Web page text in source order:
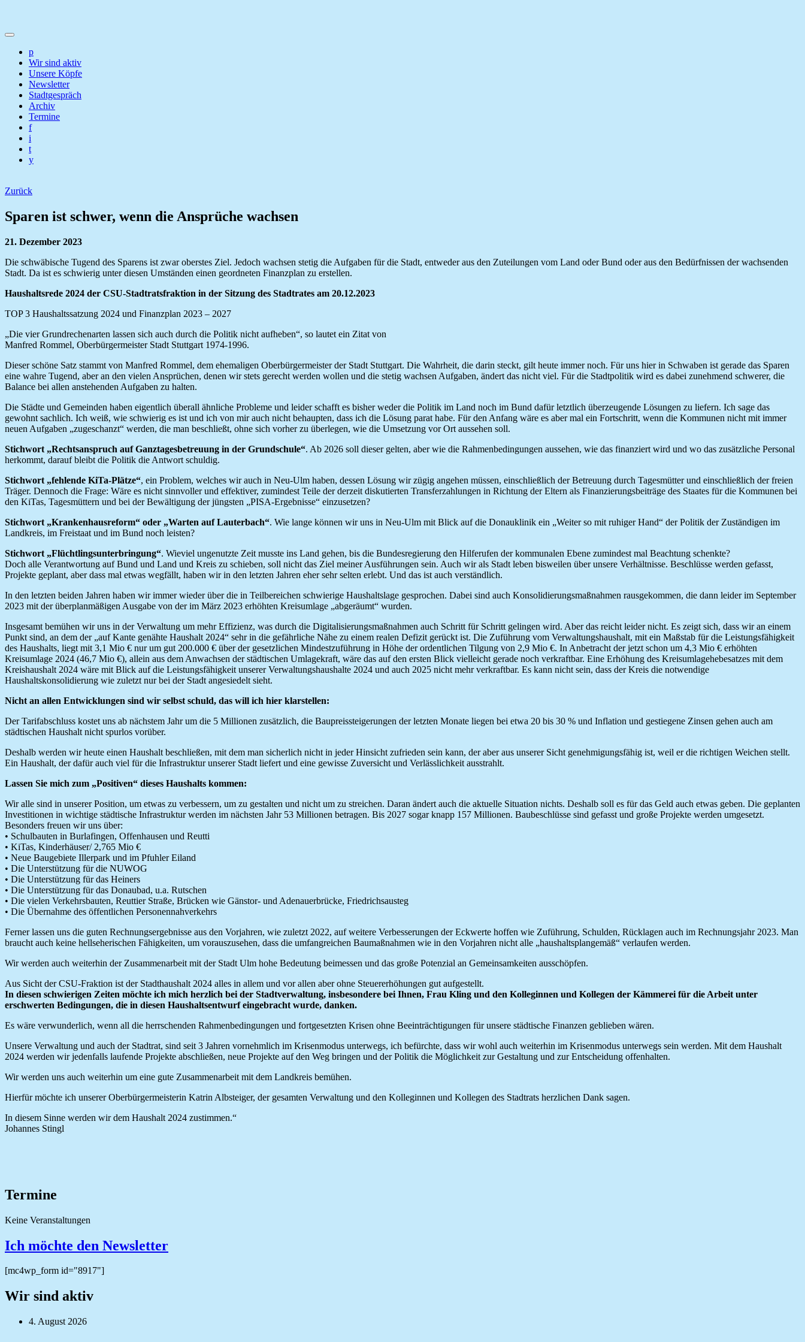
p
Wir sind aktiv
Unsere Köpfe
Newsletter
Stadtgespräch
Archiv
Termine
f
i
t
y
Zurück
Sparen ist schwer, wenn die Ansprüche wachsen
21. Dezember 2023
Die schwäbische Tugend des Sparens ist zwar oberstes Ziel. Jedoch wachsen stetig die Aufgaben für die Stadt, entweder aus den Zuteilungen vom Land oder Bund oder aus den Bedürfnissen der wachsenden
Stadt. Da ist es schwierig unter diesen Umständen einen geordneten Finanzplan zu erstellen.
Haushaltsrede 2024 der CSU-Stadtratsfraktion in der Sitzung des Stadtrates am 20.12.2023
TOP 3 Haushaltssatzung 2024 und Finanzplan 2023 – 2027
„Die vier Grundrechenarten lassen sich auch durch die Politik nicht aufheben“, so lautet ein Zitat von
Manfred Rommel, Oberbürgermeister Stadt Stuttgart 1974-1996.
Dieser schöne Satz stammt von Manfred Rommel, dem ehemaligen Oberbürgermeister der Stadt Stuttgart. Die Wahrheit, die darin steckt, gilt heute immer noch. Für uns hier in Schwaben ist gerade das Sparen
eine wahre Tugend, aber an den vielen Ansprüchen, denen wir stets gerecht werden wollen und die stetig wachsen Aufgaben, ändert das nicht viel. Für die Stadtpolitik wird es dabei zunehmend schwerer, die
Balance bei allen anstehenden Aufgaben zu halten.
Die Städte und Gemeinden haben eigentlich überall ähnliche Probleme und leider schafft es bisher weder die Politik im Land noch im Bund dafür letztlich überzeugende Lösungen zu liefern. Ich sage das
gewohnt sachlich. Ich weiß, wie schwierig es ist und ich von mir auch nicht behaupten, dass ich die Lösung parat habe. Für den Anfang wäre es aber mal ein Fortschritt, wenn die Kommunen nicht mit immer
neuen Aufgaben „zugeschanzt“ werden, die man beschließt, ohne sich vorher zu überlegen, wie die Umsetzung vor Ort aussehen soll.
Stichwort „Rechtsanspruch auf Ganztagesbetreuung in der Grundschule“. Ab 2026 soll dieser gelten, aber wie die Rahmenbedingungen aussehen, wie das finanziert wird und wo das zusätzliche Personal
herkommt, darauf bleibt die Politik die Antwort schuldig.
Stichwort „fehlende KiTa-Plätze“, ein Problem, welches wir auch in Neu-Ulm haben, dessen Lösung wir zügig angehen müssen, einschließlich der Betreuung durch Tagesmütter und einschließlich der freien
Träger. Dennoch die Frage: Wäre es nicht sinnvoller und effektiver, zumindest Teile der derzeit diskutierten Transferzahlungen in Richtung der Eltern als Finanzierungsbeiträge des Staates für die Kommunen bei
den KiTas, Tagesmüttern und bei der Bewältigung der jüngsten „PISA-Ergebnisse“ einzusetzen?
Stichwort „Krankenhausreform“ oder „Warten auf Lauterbach“. Wie lange können wir uns in Neu-Ulm mit Blick auf die Donauklinik ein „Weiter so mit ruhiger Hand“ der Politik der Zuständigen im
Landkreis, im Freistaat und im Bund noch leisten?
Stichwort „Flüchtlingsunterbringung“. Wieviel ungenutzte Zeit musste ins Land gehen, bis die Bundesregierung den Hilferufen der kommunalen Ebene zumindest mal Beachtung schenkte?
Doch alle Verantwortung auf Bund und Land und Kreis zu schieben, soll nicht das Ziel meiner Ausführungen sein. Auch wir als Stadt leben bisweilen über unsere Verhältnisse. Beschlüsse werden gefasst,
Projekte geplant, aber dass mal etwas wegfällt, haben wir in den letzten Jahren eher sehr selten erlebt. Und das ist auch verständlich.
In den letzten beiden Jahren haben wir immer wieder über die in Teilbereichen schwierige Haushaltslage gesprochen. Dabei sind auch Konsolidierungsmaßnahmen rausgekommen, die dann leider im September
2023 mit der überplanmäßigen Ausgabe von der im März 2023 erhöhten Kreisumlage „abgeräumt“ wurden.
Insgesamt bemühen wir uns in der Verwaltung um mehr Effizienz, was durch die Digitalisierungsmaßnahmen auch Schritt für Schritt gelingen wird. Aber das reicht leider nicht. Es zeigt sich, dass wir an einem
Punkt sind, an dem der „auf Kante genähte Haushalt 2024“ sehr in die gefährliche Nähe zu einem realen Defizit gerückt ist. Die Zuführung vom Verwaltungshaushalt, mit ein Maßstab für die Leistungsfähigkeit
des Haushalts, liegt mit 3,1 Mio € nur um gut 200.000 € über der gesetzlichen Mindestzuführung in Höhe der ordentlichen Tilgung von 2,9 Mio €. In Anbetracht der jetzt schon um 4,3 Mio € erhöhten
Kreisumlage 2024 (46,7 Mio €), allein aus dem Anwachsen der städtischen Umlagekraft, wäre das auf den ersten Blick vielleicht gerade noch verkraftbar. Eine Erhöhung des Kreisumlagehebesatzes mit dem
Kreishaushalt 2024 wäre mit Blick auf die Leistungsfähigkeit unserer Verwaltungshaushalte 2024 und auch 2025 nicht mehr verkraftbar. Es kann nicht sein, dass der Kreis die notwendige
Haushaltskonsolidierung wie zuletzt nur bei der Stadt angesiedelt sieht.
Nicht an allen Entwicklungen sind wir selbst schuld, das will ich hier klarstellen:
Der Tarifabschluss kostet uns ab nächstem Jahr um die 5 Millionen zusätzlich, die Baupreissteigerungen der letzten Monate liegen bei etwa 20 bis 30 % und Inflation und gestiegene Zinsen gehen auch am
städtischen Haushalt nicht spurlos vorüber.
Deshalb werden wir heute einen Haushalt beschließen, mit dem man sicherlich nicht in jeder Hinsicht zufrieden sein kann, der aber aus unserer Sicht genehmigungsfähig ist, weil er die richtigen Weichen stellt.
Ein Haushalt, der dafür auch viel für die Infrastruktur unserer Stadt liefert und eine gewisse Zuversicht und Verlässlichkeit ausstrahlt.
Lassen Sie mich zum „Positiven“ dieses Haushalts kommen:
Wir alle sind in unserer Position, um etwas zu verbessern, um zu gestalten und nicht um zu streichen. Daran ändert auch die aktuelle Situation nichts. Deshalb soll es für das Geld auch etwas geben. Die geplanten
Investitionen in wichtige städtische Infrastruktur werden im nächsten Jahr 53 Millionen betragen. Bis 2027 sogar knapp 157 Millionen. Baubeschlüsse sind gefasst und große Projekte werden umgesetzt.
Besonders freuen wir uns über:
• Schulbauten in Burlafingen, Offenhausen und Reutti
• KiTas, Kinderhäuser/ 2,765 Mio €
• Neue Baugebiete Illerpark und im Pfuhler Eiland
• Die Unterstützung für die NUWOG
• Die Unterstützung für das Heiners
• Die Unterstützung für das Donaubad, u.a. Rutschen
• Die vielen Verkehrsbauten, Reuttier Straße, Brücken wie Gänstor- und Adenauerbrücke, Friedrichsausteg
• Die Übernahme des öffentlichen Personennahverkehrs
Ferner lassen uns die guten Rechnungsergebnisse aus den Vorjahren, wie zuletzt 2022, auf weitere Verbesserungen der Eckwerte hoffen wie Zuführung, Schulden, Rücklagen auch im Rechnungsjahr 2023. Man
braucht auch keine hellseherischen Fähigkeiten, um vorauszusehen, dass die umfangreichen Baumaßnahmen wie in den Vorjahren nicht alle „haushaltsplangemäß“ verlaufen werden.
Wir werden auch weiterhin der Zusammenarbeit mit der Stadt Ulm hohe Bedeutung beimessen und das große Potenzial an Gemeinsamkeiten ausschöpfen.
Aus Sicht der CSU-Fraktion ist der Stadthaushalt 2024 alles in allem und vor allen aber ohne Steuererhöhungen gut aufgestellt.
In diesen schwierigen Zeiten möchte ich mich herzlich bei der Stadtverwaltung, insbesondere bei Ihnen, Frau Kling und den Kolleginnen und Kollegen der Kämmerei für die Arbeit unter
erschwerten Bedingungen, die in diesen Haushaltsentwurf eingebracht wurde, danken.
Es wäre verwunderlich, wenn all die herrschenden Rahmenbedingungen und fortgesetzten Krisen ohne Beeinträchtigungen für unsere städtische Finanzen geblieben wären.
Unsere Verwaltung und auch der Stadtrat, sind seit 3 Jahren vornehmlich im Krisenmodus unterwegs, ich befürchte, dass wir wohl auch weiterhin im Krisenmodus unterwegs sein werden. Mit dem Haushalt
2024 werden wir jedenfalls laufende Projekte abschließen, neue Projekte auf den Weg bringen und der Politik die Möglichkeit zur Gestaltung und zur Entscheidung offenhalten.
Wir werden uns auch weiterhin um eine gute Zusammenarbeit mit dem Landkreis bemühen.
Hierfür möchte ich unserer Oberbürgermeisterin Katrin Albsteiger, der gesamten Verwaltung und den Kolleginnen und Kollegen des Stadtrats herzlichen Dank sagen.
In diesem Sinne werden wir dem Haushalt 2024 zustimmen.“
Johannes Stingl
Termine
Keine Veranstaltungen
Ich möchte den Newsletter
[mc4wp_form id="8917"]
Wir sind aktiv
4. August 2026